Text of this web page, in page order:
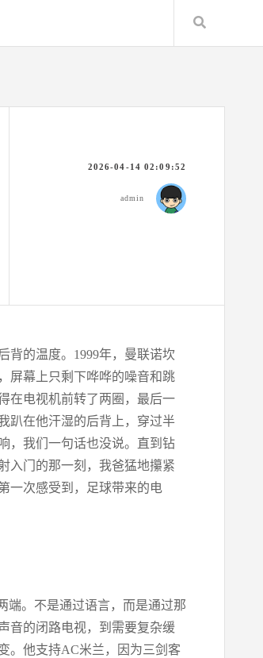
2026-04-14 02:09:52
admin
背的温度。1999年，曼联诺坎
屏幕上只剩下哗哗的噪音和跳
在电视机前转了两圈，最后一
趴在他汗湿的后背上，穿过半
，我们一句话也没说。直到钻
入门的那一刻，我爸猛地攥紧
一次感受到，足球带来的电
端。不是通过语言，而是通过那
音的闭路电视，到需要复杂缓
。他支持AC米兰，因为三剑客